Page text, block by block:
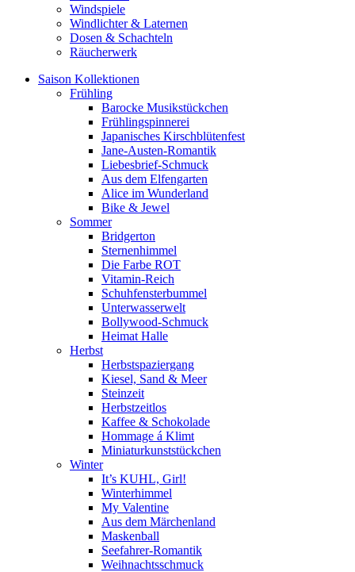
Windspiele
Windlichter & Laternen
Dosen & Schachteln
Räucherwerk
Saison Kollektionen
Frühling
Barocke Musikstückchen
Frühlingspinnerei
Japanisches Kirschblütenfest
Jane-Austen-Romantik
Liebesbrief-Schmuck
Aus dem Elfengarten
Alice im Wunderland
Bike & Jewel
Sommer
Bridgerton
Sternenhimmel
Die Farbe ROT
Vitamin-Reich
Schuhfensterbummel
Unterwasserwelt
Bollywood-Schmuck
Heimat Halle
Herbst
Herbstspaziergang
Kiesel, Sand & Meer
Steinzeit
Herbstzeitlos
Kaffee & Schokolade
Hommage á Klimt
Miniaturkunststückchen
Winter
It’s KUHL, Girl!
Winterhimmel
My Valentine
Aus dem Märchenland
Maskenball
Seefahrer-Romantik
Weihnachtsschmuck